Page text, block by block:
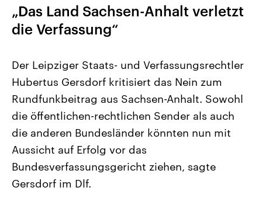
Landtagswahl Sachsen-Anhalt
2026
Alle Informationen
Sachsen-Anhalt wählt am 6.
September 2026 einen neuen
Landtag. Seit 2021 wird das
Bundesland von einer Koalition aus
CDU, SPD und FDP regiert.-
Umfragen, Prognosen,
Wahlprogramme, aktuelle Berichte
und Hintergründe zu den Parteien
USA
Aktuelle Beiträge,
Hintergründe
Wirtschaftlich und
gehören die Vereinigten
den mächtigsten Ländern
Sendungen Programm
„Das Land Sachsen-Anhalt verletzt
die Verfassung“
Der Leipziger Staats- und Verfassungsrechtler
Hubertus Gersdorf kritisiert das Nein zum
Rundfunkbeitrag aus Sachsen-Anhalt. Sowohl
die öffentlichen-rechtlichen Sender als auch
die anderen Bundesländer könnten nun mit
Aussicht auf Erfolg vor das
Bundesverfassungsgericht ziehen, sagte
Gersdorf im Dlf.